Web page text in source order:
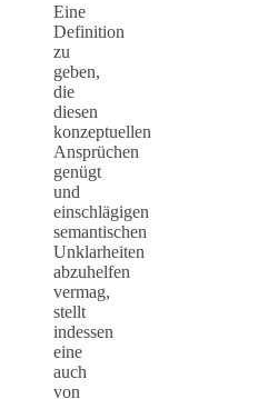
Eine
Definition
zu
geben,
die
diesen
konzeptuellen
Ansprüchen
genügt
und
einschlägigen
semantischen
Unklarheiten
abzuhelfen
vermag,
stellt
indessen
eine
auch
von